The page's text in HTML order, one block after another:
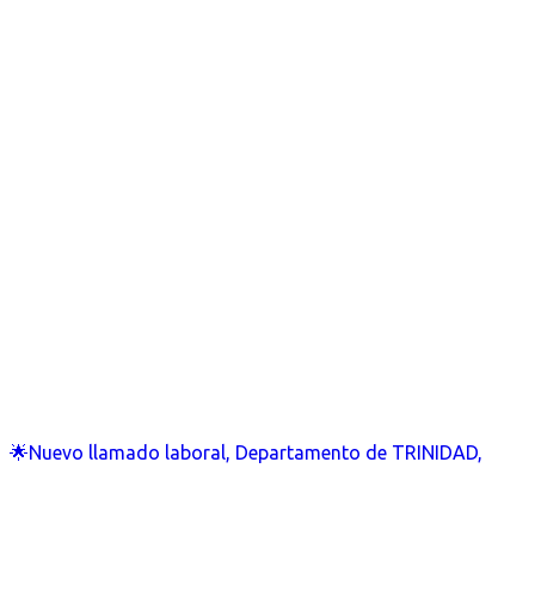
🌟Nuevo llamado laboral, Departamento de TRINIDAD,